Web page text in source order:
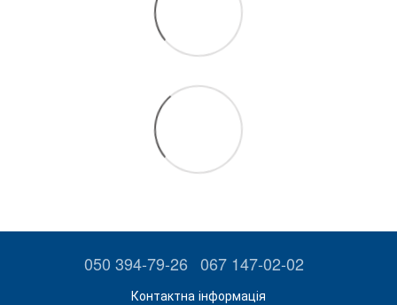
050 394-79-26 067 147-02-02
Контактна інформація